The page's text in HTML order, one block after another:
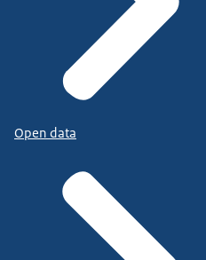
Open data